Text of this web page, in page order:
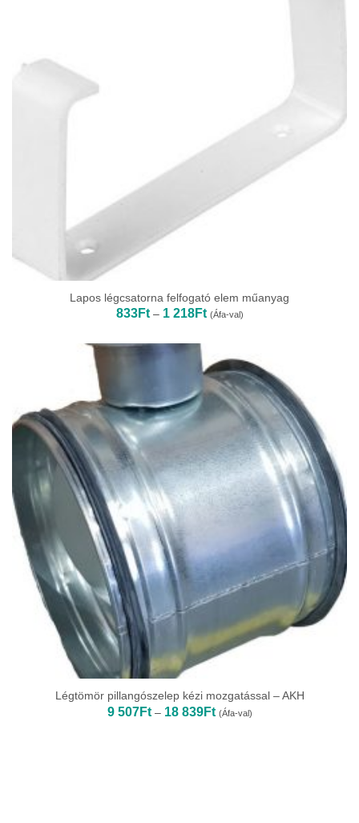
Lapos légcsatorna felfogató elem műanyag
833Ft – 1 218FtÁrtartomány:
833Ft
(Áfa-val)
Légtömör pillangószelep kézi mozgatással – AKH
9 507Ft – 18 839FtÁrtartomány:
9
(Áfa-val)